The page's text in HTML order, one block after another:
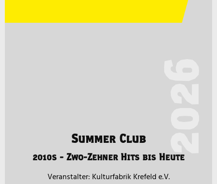
Summer Club
2010s - Zwo-Zehner Hits bis Heute
Kulturfabrik Krefeld e.V.